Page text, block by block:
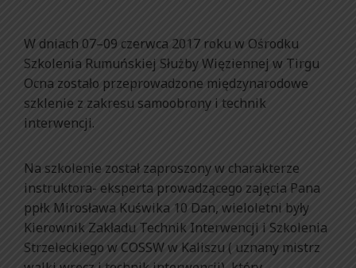
W dniach 07–09 czerwca 2017 roku w Ośrodku
Szkolenia Rumuńskiej Służby Więziennej w Tirgu
Ocna zostało przeprowadzone międzynarodowe
szklenie z zakresu samoobrony i technik
interwencji.
Na szkolenie został zaproszony w charakterze
instruktora- eksperta prowadzącego zajęcia Pana
ppłk Mirosława Kuświka 10 Dan, wieloletni były
Kierownik Zakładu Technik Interwencji i Szkolenia
Strzeleckiego w COSSW w Kaliszu ( uznany mistrz